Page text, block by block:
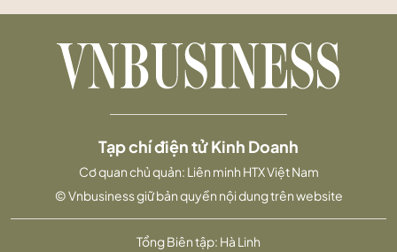
Tổng Biên tập: Hà Linh
Tạp chí điện tử Kinh Doanh
Cơ quan chủ quản: Liên minh HTX Việt Nam
© Vnbusiness giữ bản quyền nội dung trên website